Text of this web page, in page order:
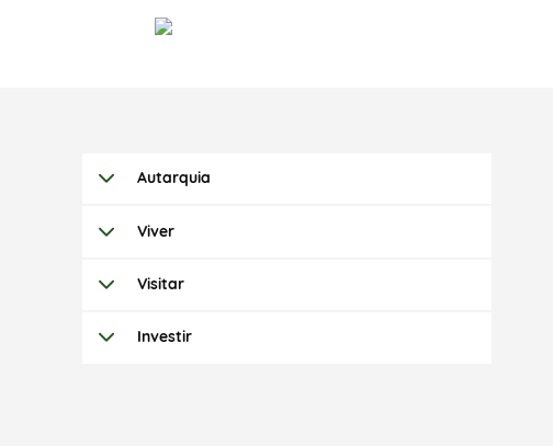
Autarquia
Viver
Visitar
Investir